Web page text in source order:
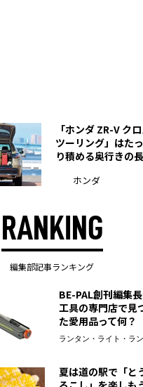
「ホンダ ZR-V ク
ツーリング」はた
り積める奥行きの
ホンダ
RANKING
編集部記事ランキング
BE-PAL創刊編集
工具の専門店で見
た愛用品って何？
ランタン・ライト・ラ
夏は道の駅で「と